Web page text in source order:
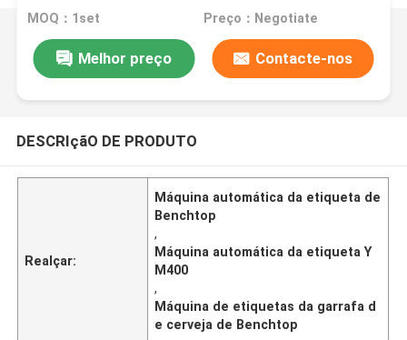
Benchtop
MOQ：1set Preço：Negotiate
Melhor preço Contacte-nos
DESCRIçãO DE PRODUTO
Realçar:
Máquina automática da etiqueta de
Benchtop
,
Máquina automática da etiqueta Y
M400
,
Máquina de etiquetas da garrafa d
e cerveja de Benchtop